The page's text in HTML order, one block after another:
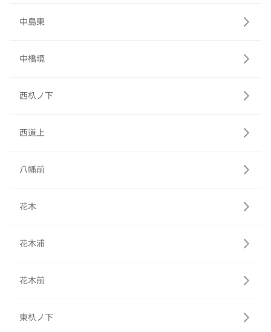
中島東
中橋境
西杁ノ下
西道上
八幡前
花木
花木浦
花木前
東杁ノ下